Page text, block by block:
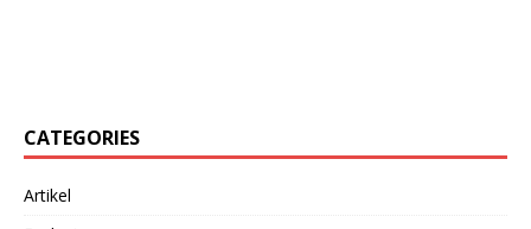
CATEGORIES
Artikel